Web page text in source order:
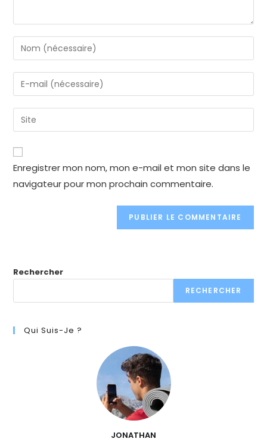
Enter
your
name
or
to
comment
Enter
your
email
address
comment
Enter
your
website
URL
(optional)
Enregistrer mon nom, mon e-mail et mon site dans le
navigateur pour mon prochain commentaire.
Rechercher
RECHERCHER
Qui Suis-Je ?
JONATHAN